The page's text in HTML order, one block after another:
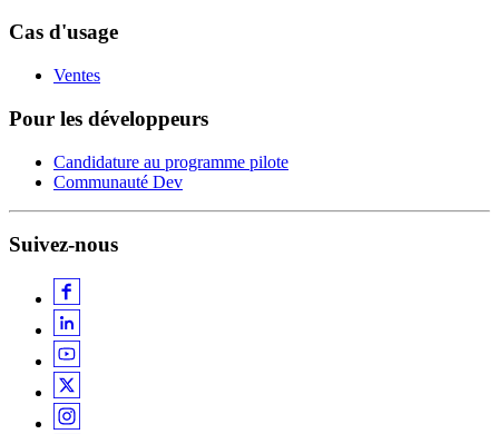
Cas d'usage
Ventes
Pour les développeurs
Candidature au programme pilote
Communauté Dev
Suivez-nous